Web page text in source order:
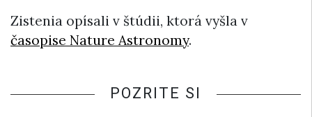
Zistenia opísali v štúdii, ktorá vyšla v
časopise Nature Astronomy.
POZRITE SI